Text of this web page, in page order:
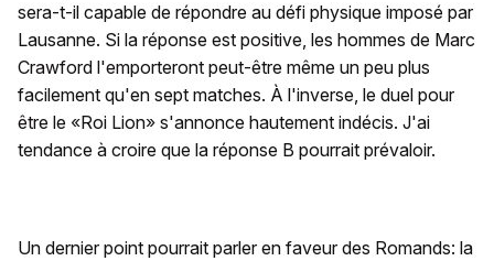
sera-t-il capable de répondre au défi physique imposé par
Lausanne. Si la réponse est positive, les hommes de Marc
Crawford l'emporteront peut-être même un peu plus
facilement qu'en sept matches. À l'inverse, le duel pour
être le «Roi Lion» s'annonce hautement indécis. J'ai
tendance à croire que la réponse B pourrait prévaloir.
Un dernier point pourrait parler en faveur des Romands: la